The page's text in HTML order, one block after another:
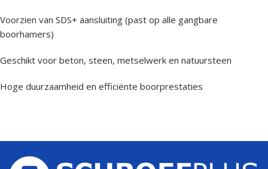
Voorzien van SDS+ aansluiting (past op alle gangbare
boorhamers)
Geschikt voor beton, steen, metselwerk en natuursteen
Hoge duurzaamheid en efficiënte boorprestaties